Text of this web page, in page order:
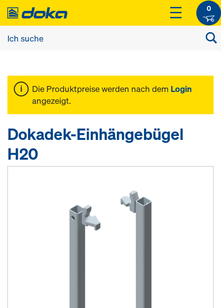
0
Die Produktpreise werden nach dem Login
angezeigt.
Dokadek-Einhängebügel
H20